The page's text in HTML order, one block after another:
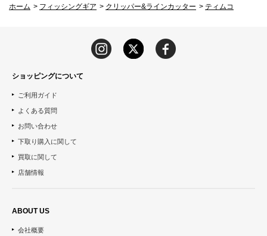
ホーム > フィッシングギア > クリッパー&ラインカッター > ティムコ
ショッピングについて
ご利用ガイド
よくある質問
お問い合わせ
下取り購入に関して
買取に関して
店舗情報
ABOUT US
会社概要